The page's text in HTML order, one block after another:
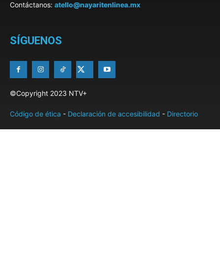
Contáctanos: atello@nayaritenlinea.mx
SÍGUENOS
©Copyright 2023 NTV+
Código de ética - Declaración de accesibilidad - Directorio